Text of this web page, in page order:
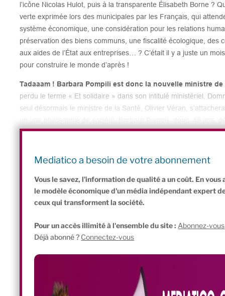
l’icône Nicolas Hulot, puis à la transparente Élisabeth Borne ?
verte exprimée lors des municipales par les Français, qui
système économique, une considération pour les relations
préservation des biens communs, une fiscalité écologique, des
aux aides de l’État aux entreprises… ? C’était il y a juste un
pour construire le monde d’après !
Tadaaam ! Barbara Pompili est donc la nouvelle ministre
perdu le terme « Et solidaire » dans son intitulé ministériel.
seul désormais le ministre de la Santé, Olivier Véran,
d’État à la Biodiversité, députée écologiste de 2012 à 2016,
sa place. Elle rejoint En Marche dès 2017, puis devient
Mediatico a besoin de votre abonnement
Vous le savez, l'information de qualité a un coût. En
le modèle économique d'un média indépendant expert
ceux qui transforment la société.
Pour un accès illimité à l'ensemble du site : Abonnez-vous
Déjà abonné ? Connectez-vous